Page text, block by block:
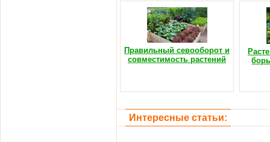
Правильный севооборот и
совместимость растений
Интересные статьи: